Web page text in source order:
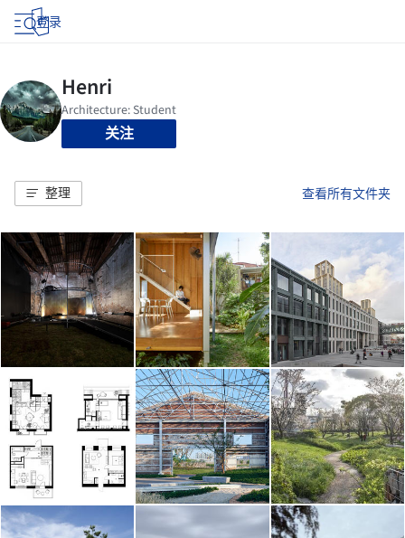
登录
关注
整理 查看所有文件夹